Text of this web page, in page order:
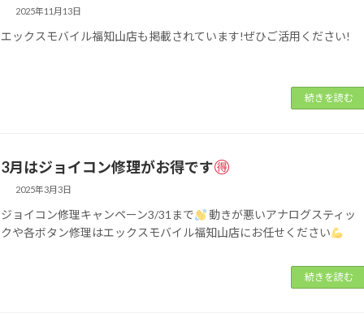
2025年11月13日
エックスモバイル福知山店も掲載されています!ぜひご活用ください!
続きを読む
3月はジョイコン修理がお得です
2025年3月3日
ジョイコン修理キャンペーン3/31まで
動きが悪いアナログスティッ
クや各ボタン修理はエックスモバイル福知山店にお任せください
続きを読む